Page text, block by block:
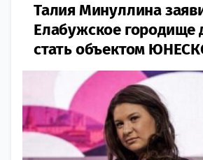
Талия Минуллина
Елабужское городище
стать объектом